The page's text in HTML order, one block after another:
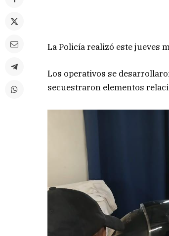
La Policía realizó este jueves
Los operativos se
secuestraron elementos